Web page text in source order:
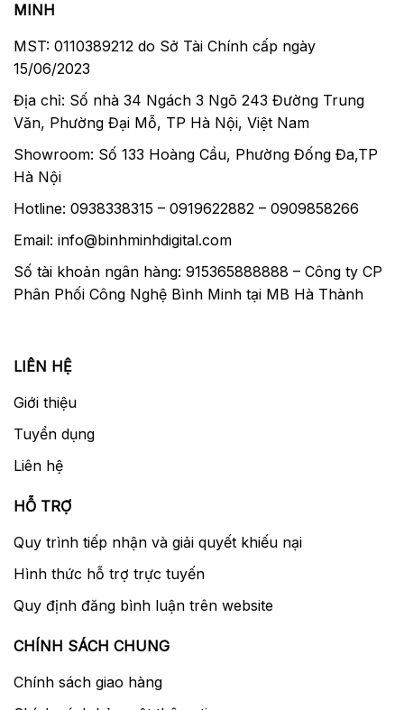
MINH
MST: 0110389212 do Sở Tài Chính cấp ngày
15/06/2023
Địa chỉ: Số nhà 34 Ngách 3 Ngõ 243 Đường Trung
Văn, Phường Đại Mỗ, TP Hà Nội, Việt Nam
Showroom: Số 133 Hoàng Cầu, Phường Đống Đa,TP
Hà Nội
Hotline: 0938338315 – 0919622882 – 0909858266
Email: info@binhminhdigital.com
Số tài khoản ngân hàng: 915365888888 – Công ty CP
Phân Phối Công Nghệ Bình Minh tại MB Hà Thành
LIÊN HỆ
Giới thiệu
Tuyển dụng
Liên hệ
HỖ TRỢ
Quy trình tiếp nhận và giải quyết khiếu nại
Hình thức hỗ trợ trực tuyến
Quy định đăng bình luận trên website
CHÍNH SÁCH CHUNG
Chính sách giao hàng